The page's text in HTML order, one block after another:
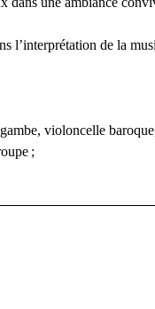
l’interprétation de la
violoncelle
;